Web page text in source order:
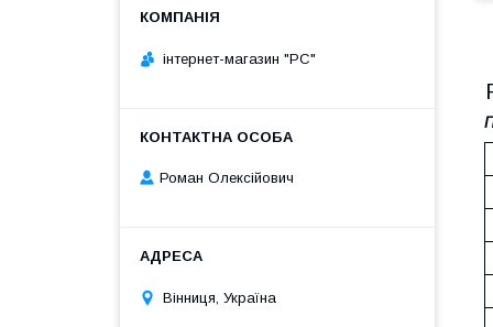
інтернет-магазин "РС"
Роман Олексійович
Вінниця, Україна